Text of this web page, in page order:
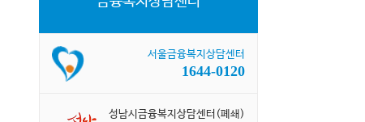
서울금융복지상담센터
1644-0120
성남시금융복지상담센터(폐쇄)